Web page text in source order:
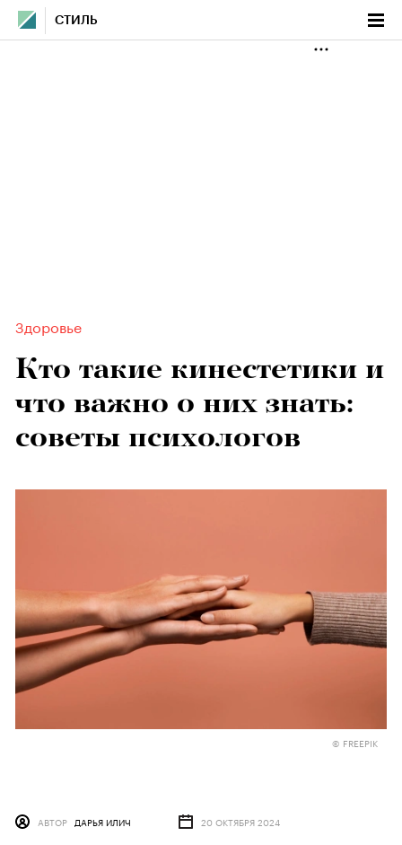
СТИЛЬ
Здоровье
Кто такие кинестетики и
что важно о них знать:
советы психологов
© FREEPIK
АВТОР ДАРЬЯ ИЛИЧ 20 ОКТЯБРЯ 2024